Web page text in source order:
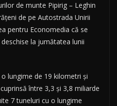
de munte Pipirig – Leghin
de pe Autostrada Unirii
pentru Economedia că se
la jumătatea lunii
lungime de 19 kilometri și
între 3,3 și 3,8 miliarde
7 tuneluri cu o lungime